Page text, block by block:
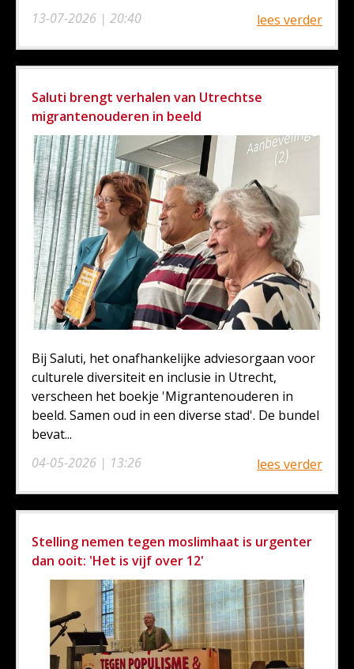
13-07-2026 | 20:40
lees verder
Saluti brengt verhalen van Utrechtse
migrantenouderen in beeld
04-05-2026 | 13:26
Bij Saluti, het onafhankelijke adviesorgaan voor
culturele diversiteit en inclusie in Utrecht,
verscheen het boekje 'Migrantenouderen in
beeld. Samen oud in een diverse stad'. De bundel
bevat...
lees verder
Stelling nemen tegen moslimhaat is urgenter
dan ooit: 'Het is vijf over 12'